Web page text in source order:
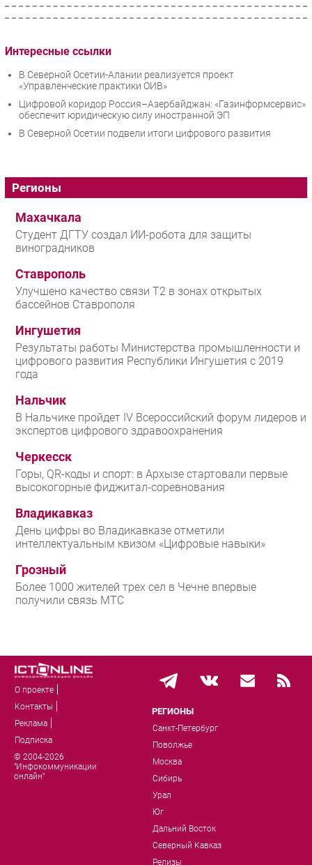
Интересные ссылки
В Северной Осетии-Алании реализуется проект
«Управленческие практики ОИВ»
Цифровой коридор Россия–Азербайджан: «Газинформсервис»
обеспечит юридическую силу иностранной ЭП
В Северной Осетии подвели итоги цифрового развития
Регионы
Махачкала
Студент ДГТУ создал ИИ-робота для защиты
виноградников
Ставрополь
Улучшено качество связи T2 в зонах открытых
бассейнов Ставрополя
Ингушетия
Результаты работы Министерства промышленности и
цифрового развития Республики Ингушетия с 2019
года
Нальчик
В Нальчике пройдет IV Всероссийский форум лидеров и
экспертов цифрового здравоохранения
Черкесск
Горы, QR-коды и спорт: в Архызе стартовали первые
высокогорные фиджитал-соревнования
Владикавказ
День цифры во Владикавказе отметили
интеллектуальным квизом «Цифровые навыки»
Грозный
Более 1000 жителей трех сел в Чечне впервые
получили связь МТС
О проекте
Контакты
Реклама
Подписка
© 2004-2026
"Инфокоммуникации
онлайн"
РЕГИОНЫ
Санкт-Петербург
Поволжье
Москва
Сибирь
Урал
Юг
Дальний Восток
Северный Кавказ
Релизы